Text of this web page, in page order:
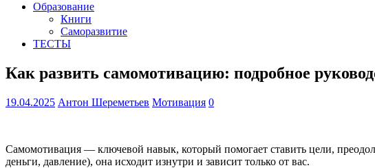
Образование
Книги
Саморазвитие
ТЕСТЫ
Как развить самомотивацию: подробное
19.04.2025 Антон Шереметьев Мотивация 0
Самомотивация — ключевой навык, который помогает ставить цели,
деньги, давление), она исходит изнутри и зависит только от вас.